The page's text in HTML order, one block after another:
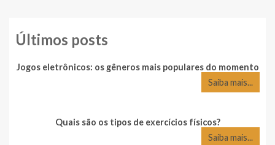
Últimos posts
Jogos eletrônicos: os gêneros mais populares do momento
Saiba mais...
Quais são os tipos de exercícios físicos?
Saiba mais...